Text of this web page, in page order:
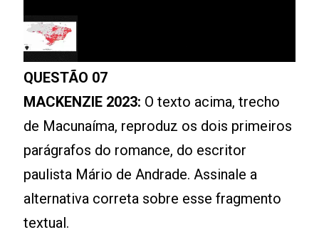
QUESTÃO 07
MACKENZIE 2023: O texto acima, trecho
de Macunaíma, reproduz os dois primeiros
parágrafos do romance, do escritor
paulista Mário de Andrade. Assinale a
alternativa correta sobre esse fragmento
textual.